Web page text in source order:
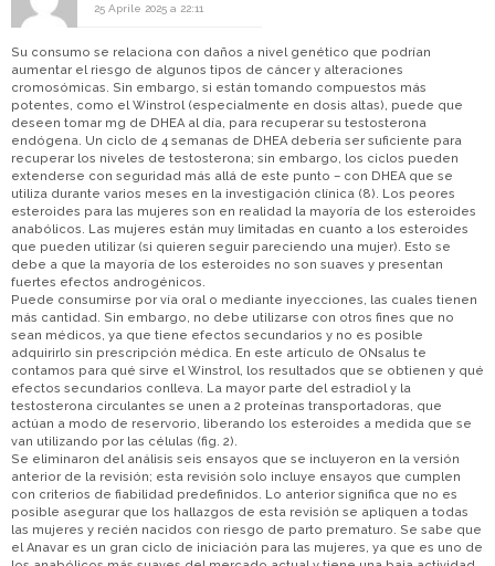
25 Aprile 2025 a 22:11
Su consumo se relaciona con daños a nivel genético que podrían
aumentar el riesgo de algunos tipos de cáncer y alteraciones
cromosómicas. Sin embargo, si están tomando compuestos más
potentes, como el Winstrol (especialmente en dosis altas), puede que
deseen tomar mg de DHEA al día, para recuperar su testosterona
endógena. Un ciclo de 4 semanas de DHEA debería ser suficiente para
recuperar los niveles de testosterona; sin embargo, los ciclos pueden
extenderse con seguridad más allá de este punto – con DHEA que se
utiliza durante varios meses en la investigación clínica (8). Los peores
esteroides para las mujeres son en realidad la mayoría de los esteroides
anabólicos. Las mujeres están muy limitadas en cuanto a los esteroides
que pueden utilizar (si quieren seguir pareciendo una mujer). Esto se
debe a que la mayoría de los esteroides no son suaves y presentan
fuertes efectos androgénicos.
Puede consumirse por vía oral o mediante inyecciones, las cuales tienen
más cantidad. Sin embargo, no debe utilizarse con otros fines que no
sean médicos, ya que tiene efectos secundarios y no es posible
adquirirlo sin prescripción médica. En este artículo de ONsalus te
contamos para qué sirve el Winstrol, los resultados que se obtienen y qué
efectos secundarios conlleva. La mayor parte del estradiol y la
testosterona circulantes se unen a 2 proteínas transportadoras, que
actúan a modo de reservorio, liberando los esteroides a medida que se
van utilizando por las células (fig. 2).
Se eliminaron del análisis seis ensayos que se incluyeron en la versión
anterior de la revisión; esta revisión solo incluye ensayos que cumplen
con criterios de fiabilidad predefinidos. Lo anterior significa que no es
posible asegurar que los hallazgos de esta revisión se apliquen a todas
las mujeres y recién nacidos con riesgo de parto prematuro. Se sabe que
el Anavar es un gran ciclo de iniciación para las mujeres, ya que es uno de